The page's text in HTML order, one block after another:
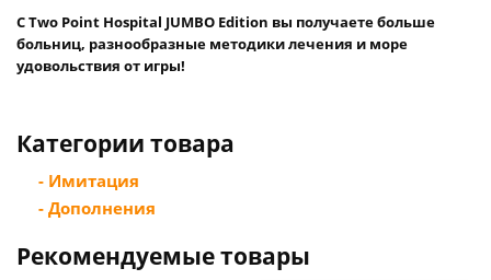
С Two Point Hospital JUMBO Edition вы получаете больше
больниц, разнообразные методики лечения и море
удовольствия от игры!
Категории товара
- Имитация
- Дополнения
Рекомендуемые товары